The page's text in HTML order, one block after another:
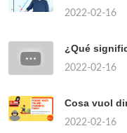
2022-02-16
¿Qué
2022-02-16
Cosa vuol
2022-02-16